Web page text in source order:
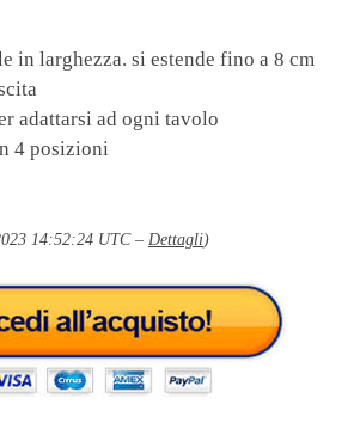
in larghezza. si estende fino a 8 cm
adattarsi ad ogni tavolo
4 posizioni
14:52:24 UTC – Dettagli)